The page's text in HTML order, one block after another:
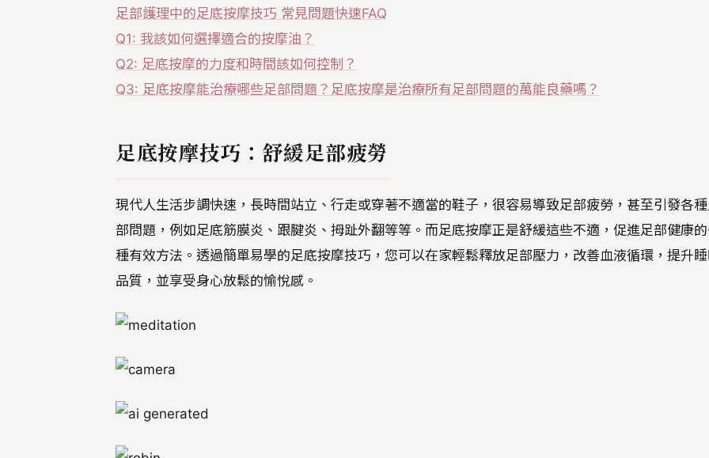
足部護理中的足底按摩技巧 常見問題快速FAQ
Q1: 我該如何選擇適合的按摩油？
Q2: 足底按摩的力度和時間該如何控制？
Q3: 足底按摩能治療哪些足部問題？足底按摩是治療所有足部問題的萬能良藥嗎？
足底按摩技巧：舒緩足部疲勞
現代人生活步調快速，長時間站立、行走或穿著不適當的鞋子，很容易導致足部疲勞，甚至引發各
部問題，例如足底筋膜炎、跟腱炎、拇趾外翻等等。而足底按摩正是舒緩這些不適，促進足部健康
種有效方法。透過簡單易學的足底按摩技巧，您可以在家輕鬆釋放足部壓力，改善血液循環，提升
品質，並享受身心放鬆的愉悅感。